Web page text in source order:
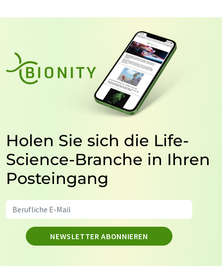
Holen Sie sich die Life-
Science-Branche in Ihren
Posteingang
NEWSLETTER ABONNIEREN